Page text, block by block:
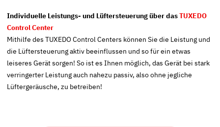
Individuelle Leistungs- und Lüftersteuerung über dasTUXEDO
Control Center
Mithilfe des TUXEDO Control Centers können Sie die Leistung und
die Lüftersteuerung aktiv beeinflussen und so für ein etwas
leiseres Gerät sorgen! So ist es Ihnen möglich, das Gerät bei stark
verringerter Leistung auch nahezu passiv, also ohne jegliche
Lüftergeräusche, zu betreiben!